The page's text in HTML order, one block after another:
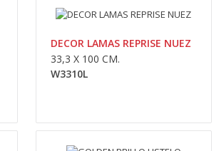
DECOR LAMAS REPRISE NUEZ
33,3 X 100 CM.
W3310L